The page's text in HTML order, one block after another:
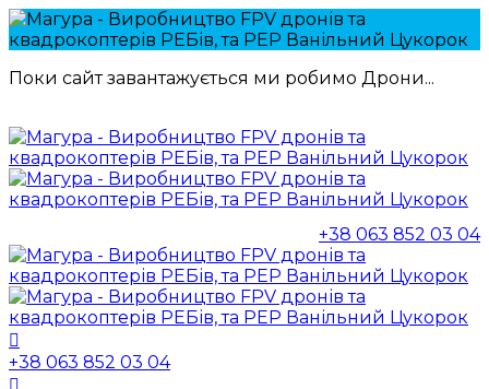
Поки сайт завантажується ми робимо Дрони...
+38 063 852 03 04
+38 063 852 03 04